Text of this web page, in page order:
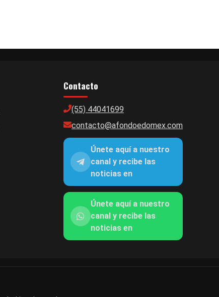
Contacto
(55) 44041699
contacto@afondoedomex.com
Únete aquí a nuestro
canal y recibe las
noticias en
Únete aquí a nuestro
canal y recibe las
noticias en